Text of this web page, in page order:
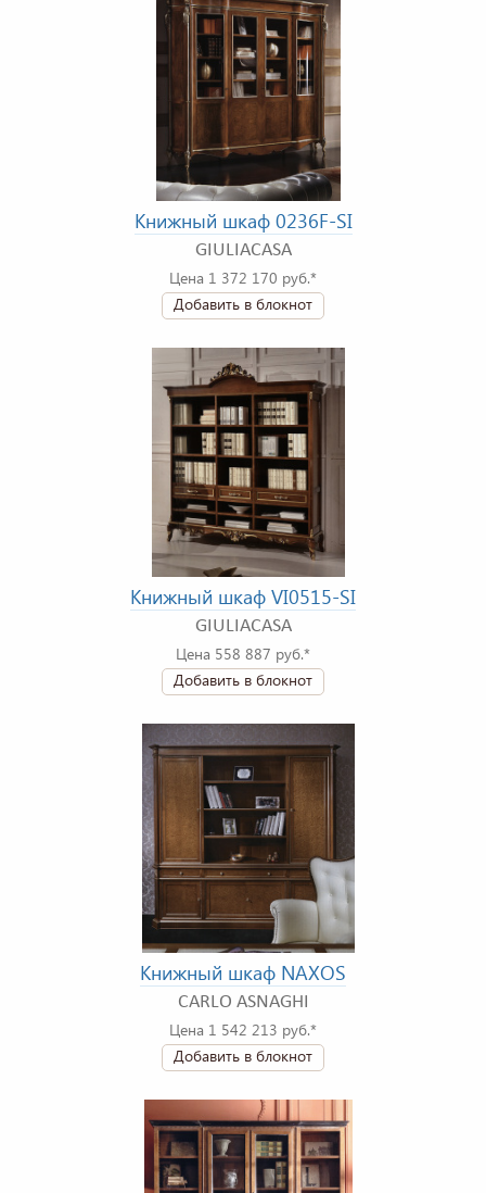
Книжный шкаф 0236F-SI
GIULIACASA
Цена 1 372 170 руб.*
Добавить в блокнот
Книжный шкаф VI0515-SI
GIULIACASA
Цена 558 887 руб.*
Добавить в блокнот
Книжный шкаф NAXOS
CARLO ASNAGHI
Цена 1 542 213 руб.*
Добавить в блокнот